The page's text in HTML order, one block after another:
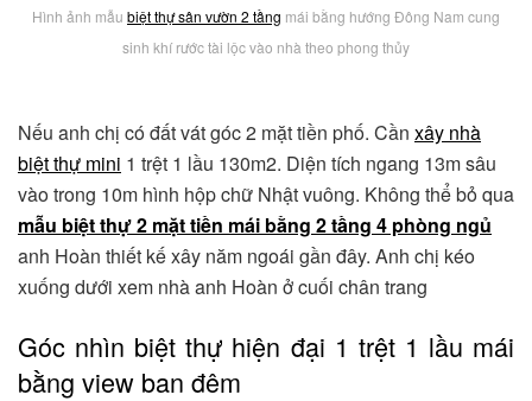
Hình ảnh mẫu biệt thự sân vườn 2 tầng mái bằng hướng Đông Nam cung
sinh khí rước tài lộc vào nhà theo phong thủy
Nếu anh chị có đất vát góc 2 mặt tiền phố. Cần xây nhà
biệt thự mini 1 trệt 1 lầu 130m2. Diện tích ngang 13m sâu
vào trong 10m hình hộp chữ Nhật vuông. Không thể bỏ qua
mẫu biệt thự 2 mặt tiền mái bằng 2 tầng 4 phòng ngủ
anh Hoàn thiết kế xây năm ngoái gần đây. Anh chị kéo
xuống dưới xem nhà anh Hoàn ở cuối chân trang
Góc nhìn biệt thự hiện đại 1 trệt 1 lầu mái
bằng view ban đêm